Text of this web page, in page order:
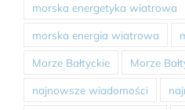
morska energetyka wiatrowa
morska energia wiatrowa
Morze Bałtyckie Morze
najnowsze wiadomości